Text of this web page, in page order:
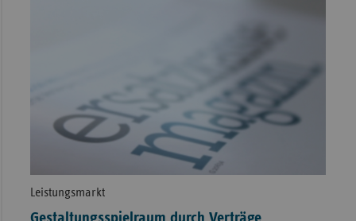
Leistungsmarkt
Gestaltungsspielraum durch Verträge